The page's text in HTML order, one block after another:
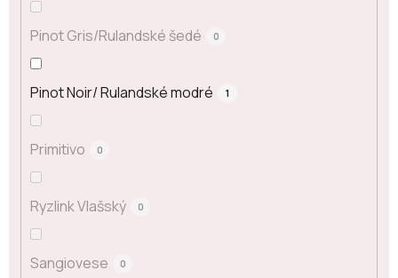
Pinot Gris/Rulandské šedé 0
Pinot Noir/ Rulandské modré 1
Primitivo 0
Ryzlink Vlašský 0
Sangiovese 0